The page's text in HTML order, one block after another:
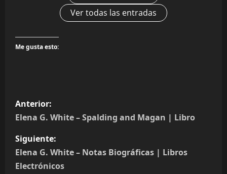
Ver todas las entradas
Me gusta esto:
N
a
v
e
Anterior:
Elena G. White – Spalding and Magan | Libro
Siguiente:
Elena G. White – Notas Biográficas | Libros
Electrónicos